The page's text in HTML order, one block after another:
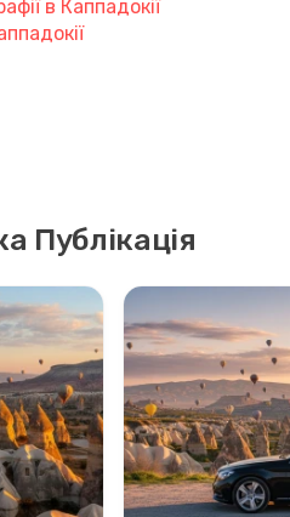
в Каппадокії
Публікація